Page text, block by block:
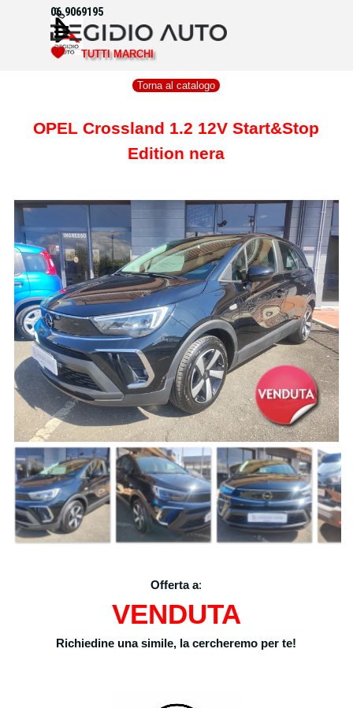
Vai ai contenuti
Salta menù
TUTTI MARCHI
06.9069195
Torna al catalogo
OPEL Crossland 1.2 12V Start&Stop
Edition nera
Offerta a:
VENDUTA
Richiedine una simile, la cercheremo per te!